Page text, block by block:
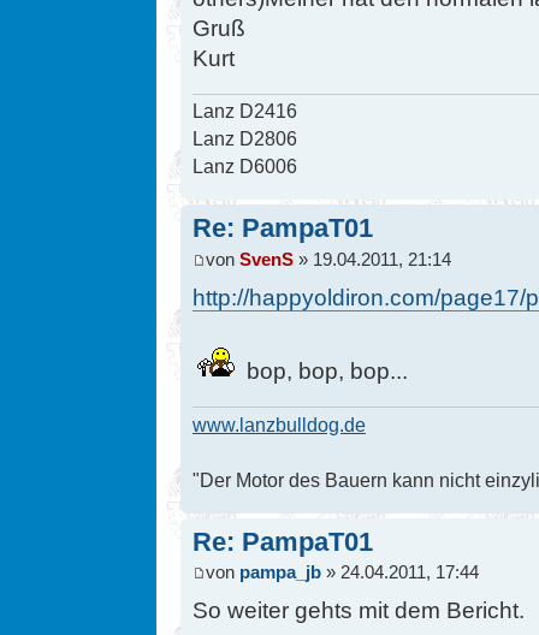
Gruß
Kurt
Lanz D2416
Lanz D2806
Lanz D6006
Re: PampaT01
von SvenS » 19.04.2011, 21:14
http://happyoldiron.com/page17/
bop, bop, bop...
www.lanzbulldog.de
"Der Motor des Bauern kann nicht
Re: PampaT01
von pampa_jb » 24.04.2011, 17:44
So weiter gehts mit dem Bericht.